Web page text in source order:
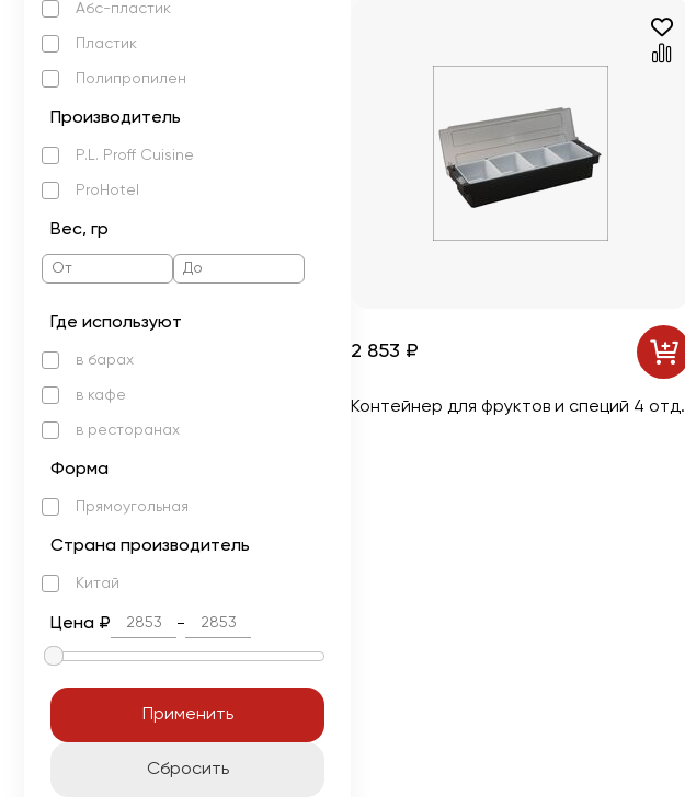
Абс-пластик
Пластик
Полипропилен
Производитель
P.L. Proff Cuisine
ProHotel
Вес, гр
Где используют
в барах
в кафе
в ресторанах
Форма
Прямоугольная
Страна производитель
Китай
Цена ₽ -
Применить
Cбросить
2 853 ₽
Контейнер для фруктов и специй 4 отд.